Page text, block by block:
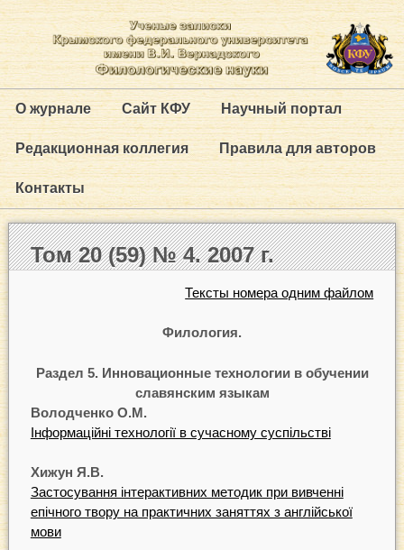
О журнале Сайт КФУ Научный портал
Редакционная коллегия Правила для авторов
Контакты
Том 20 (59) № 4. 2007 г.
Тексты номера одним файлом
Филология.
Раздел 5. Инновационные технологии в обучении
славянским языкам
Володченко О.М.
Інформаційні технології в сучасному суспільстві
Хижун Я.В.
Застосування інтерактивних методик при вивченні
епічного твору на практичних заняттях з англійської
мови